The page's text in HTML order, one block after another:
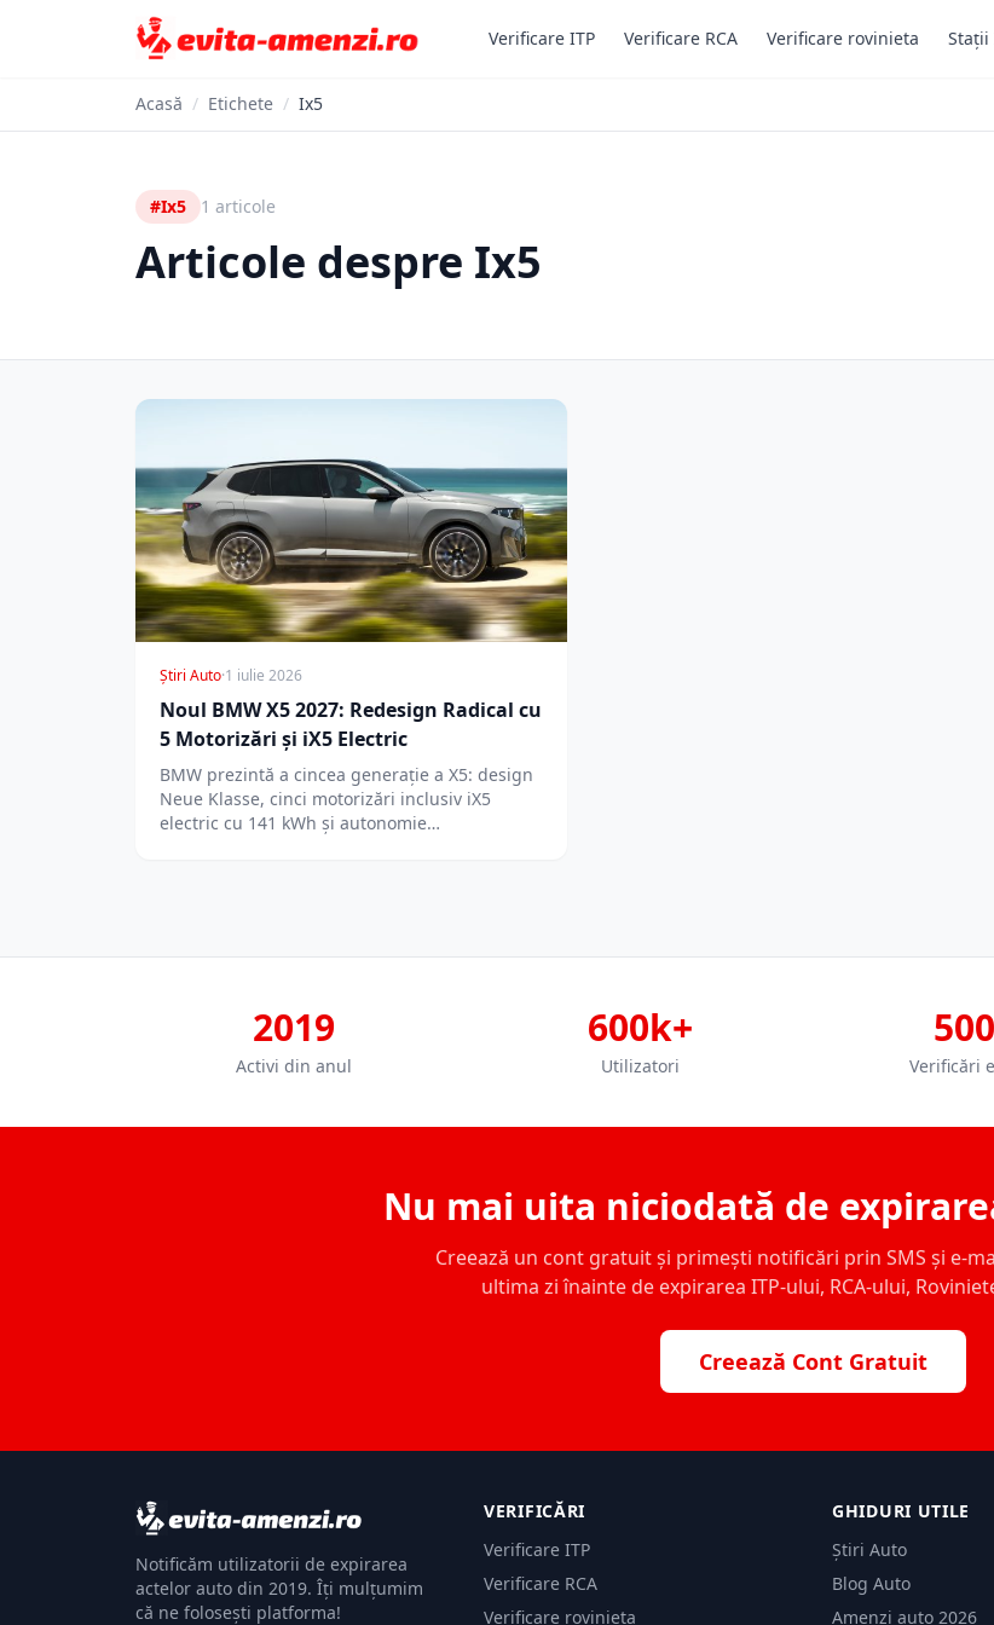
Verificare ITP Verificare RCA Verificare rovinieta Stații
Acasă / Etichete / Ix5
#Ix5 1 articole
Articole despre Ix5
Știri Auto·1 iulie 2026
Noul BMW X5 2027: Redesign Radical cu
5 Motorizări și iX5 Electric
BMW prezintă a cincea generație a X5: design
Neue Klasse, cinci motorizări inclusiv iX5
electric cu 141 kWh și autonomie…
2019
Activi din anul
600k+
Utilizatori Verificări
Nu mai uita niciodată de
Creează un cont gratuit și primești notificări prin SMS și e-
ultima zi înainte de expirarea ITP-ului, RCA-ului,
Creează Cont Gratuit
Notificăm utilizatorii de expirarea
actelor auto din 2019. Îți mulțumim
că ne folosești platforma!
VERIFICĂRI
Verificare ITP
Verificare RCA
Verificare rovinieta
GHIDURI UTILE
Știri Auto
Blog Auto
Amenzi auto 2026